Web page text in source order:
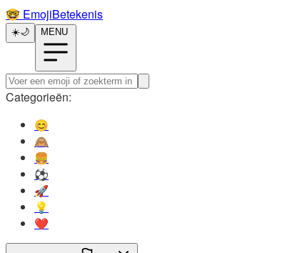
🤓️ EmojiBetekenis
☀️🌙 MENU
Categorieën:
😊️
🙈️
🍔️
⚽️
🚀️
💡️
❤️